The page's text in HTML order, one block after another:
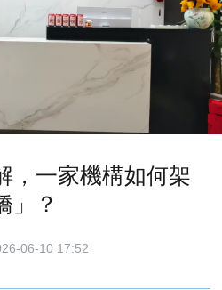
，一家機構如何架
」？
06-10 17:52